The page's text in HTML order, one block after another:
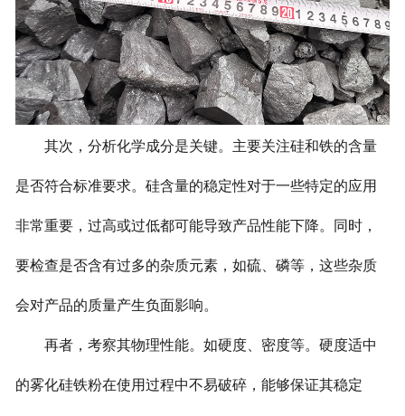
其次，分析化学成分是关键。主要关注硅和铁的含量
是否符合标准要求。硅含量的稳定性对于一些特定的应用
非常重要，过高或过低都可能导致产品性能下降。同时，
要检查是否含有过多的杂质元素，如硫、磷等，这些杂质
会对产品的质量产生负面影响。
再者，考察其物理性能。如硬度、密度等。硬度适中
的雾化硅铁粉在使用过程中不易破碎，能够保证其稳定